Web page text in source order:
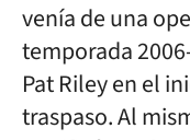
venía de una
temporada
Pat Riley en el
traspaso. Al